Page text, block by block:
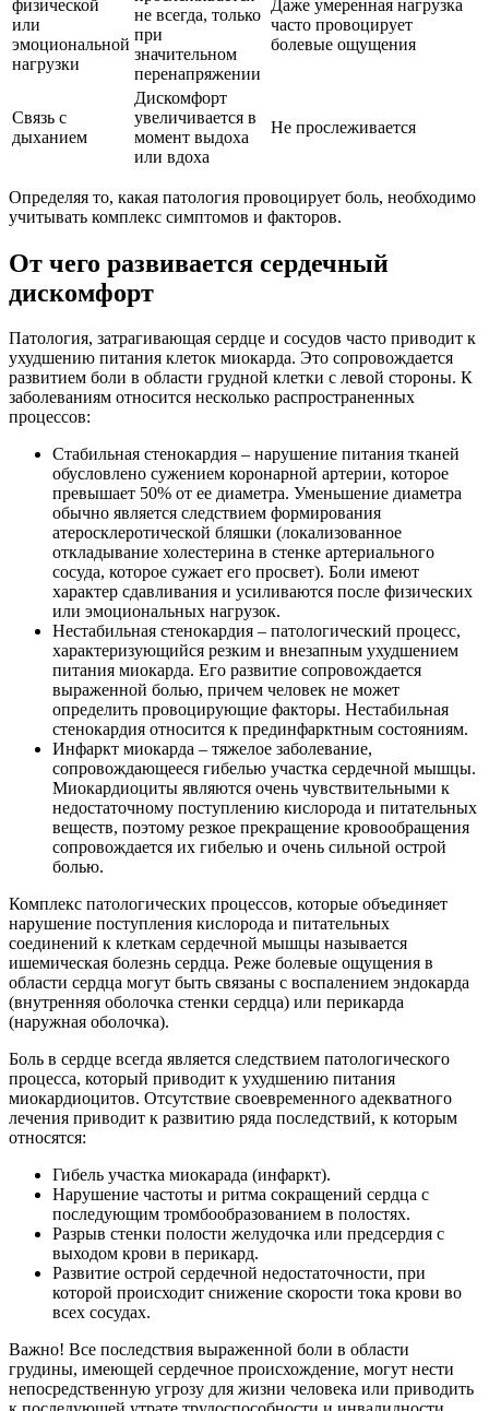
физической
или
эмоциональной
нагрузки
не всегда, только
при
значительном
перенапряжении
Даже умеренная нагрузка
часто провоцирует
болевые ощущения
Связь с
дыханием
Дискомфорт
увеличивается в
момент выдоха
или вдоха
Не прослеживается
Определяя то, какая патология провоцирует боль, необходимо
учитывать комплекс симптомов и факторов.
От чего развивается сердечный
дискомфорт
Патология, затрагивающая сердце и сосудов часто приводит к
ухудшению питания клеток миокарда. Это сопровождается
развитием боли в области грудной клетки с левой стороны. К
заболеваниям относится несколько распространенных
процессов:
Стабильная стенокардия – нарушение питания тканей
обусловлено сужением коронарной артерии, которое
превышает 50% от ее диаметра. Уменьшение диаметра
обычно является следствием формирования
атеросклеротической бляшки (локализованное
откладывание холестерина в стенке артериального
сосуда, которое сужает его просвет). Боли имеют
характер сдавливания и усиливаются после физических
или эмоциональных нагрузок.
Нестабильная стенокардия – патологический процесс,
характеризующийся резким и внезапным ухудшением
питания миокарда. Его развитие сопровождается
выраженной болью, причем человек не может
определить провоцирующие факторы. Нестабильная
стенокардия относится к прединфарктным состояниям.
Инфаркт миокарда – тяжелое заболевание,
сопровождающееся гибелью участка сердечной мышцы.
Миокардиоциты являются очень чувствительными к
недостаточному поступлению кислорода и питательных
веществ, поэтому резкое прекращение кровообращения
сопровождается их гибелью и очень сильной острой
болью.
Комплекс патологических процессов, которые объединяет
нарушение поступления кислорода и питательных
соединений к клеткам сердечной мышцы называется
ишемическая болезнь сердца. Реже болевые ощущения в
области сердца могут быть связаны с воспалением эндокарда
(внутренняя оболочка стенки сердца) или перикарда
(наружная оболочка).
Боль в сердце всегда является следствием патологического
процесса, который приводит к ухудшению питания
миокардиоцитов. Отсутствие своевременного адекватного
лечения приводит к развитию ряда последствий, к которым
относятся:
Гибель участка миокарада (инфаркт).
Нарушение частоты и ритма сокращений сердца с
последующим тромбообразованием в полостях.
Разрыв стенки полости желудочка или предсердия с
выходом крови в перикард.
Развитие острой сердечной недостаточности, при
которой происходит снижение скорости тока крови во
всех сосудах.
Важно! Все последствия выраженной боли в области
грудины, имеющей сердечное происхождение, могут нести
непосредственную угрозу для жизни человека или приводить